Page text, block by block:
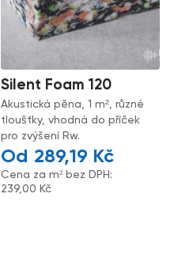
Silent Foam 120
Akustická pěna, 1 m², různé
tloušťky, vhodná do příček
pro zvýšení Rw.
289,19 Kč
Cena za m² bez DPH:
239,00 Kč